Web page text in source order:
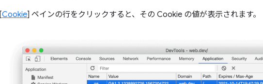
[Cookie] ペインの行をクリックすると、その Cookie の値が表示されます。